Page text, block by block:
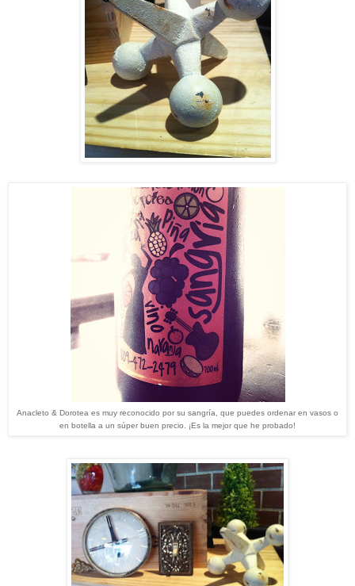
Anacleto & Dorotea es muy reconocido por su sangría, que puedes ordenar en vasos o
en botella a un súper buen precio. ¡Es la mejor que he probado!